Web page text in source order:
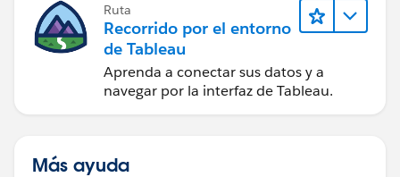
Ruta
Recorrido por el entorno
de Tableau
Aprenda a conectar sus datos y a
navegar por la interfaz de Tableau.
Más ayuda